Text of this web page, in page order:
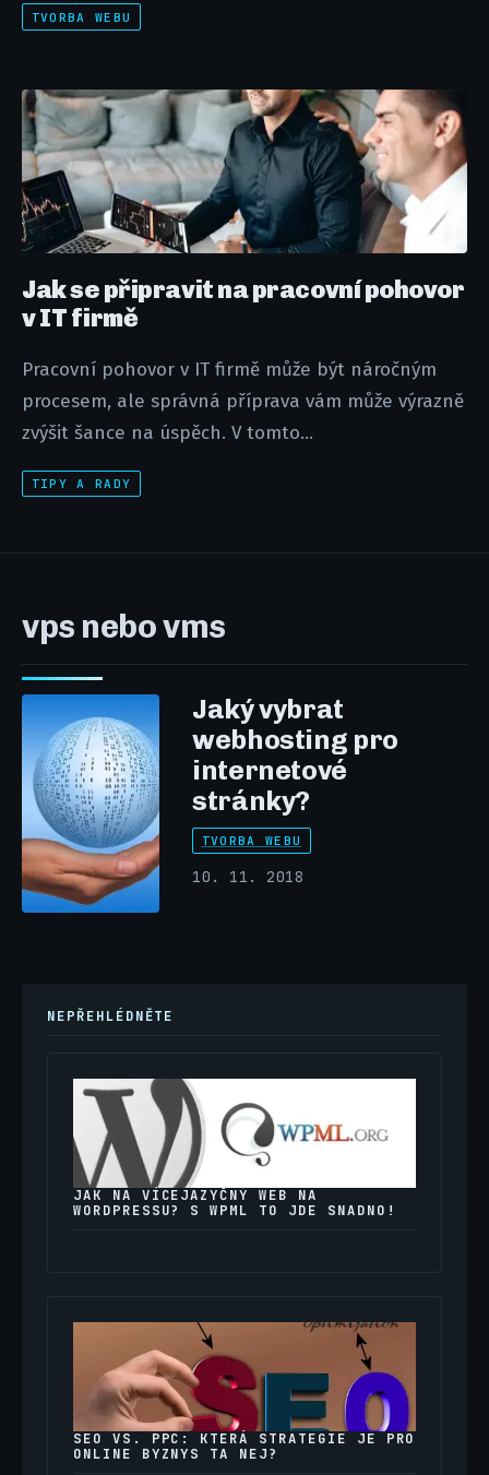
TVORBA WEBU
Jak se připravit na pracovní pohovor
v IT firmě
Pracovní pohovor v IT firmě může být náročným
procesem, ale správná příprava vám může výrazně
zvýšit šance na úspěch. V tomto...
TIPY A RADY
vps nebo vms
Jaký vybrat
webhosting pro
internetové
stránky?
TVORBA WEBU
10. 11. 2018
NEPŘEHLÉDNĚTE
JAK NA VÍCEJAZYČNÝ WEB NA
WORDPRESSU? S WPML TO JDE SNADNO!
SEO VS. PPC: KTERÁ STRATEGIE JE PRO
ONLINE BYZNYS TA NEJ?